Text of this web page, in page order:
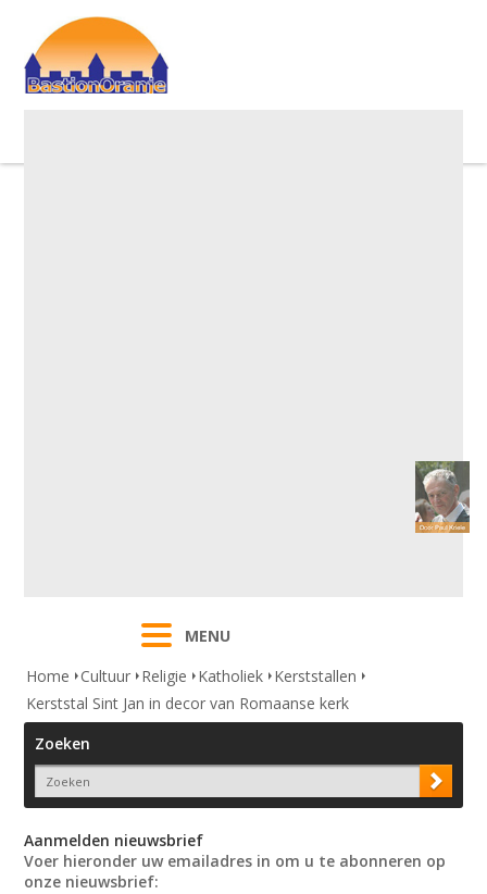
MENU
Home
Cultuur Religie Katholiek Kerststallen
Kerststal Sint Jan in decor van Romaanse kerk
Zoeken
Aanmelden nieuwsbrief
Voer hieronder uw emailadres in om u te abonneren op
onze nieuwsbrief: